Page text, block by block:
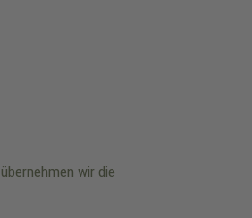
wir die